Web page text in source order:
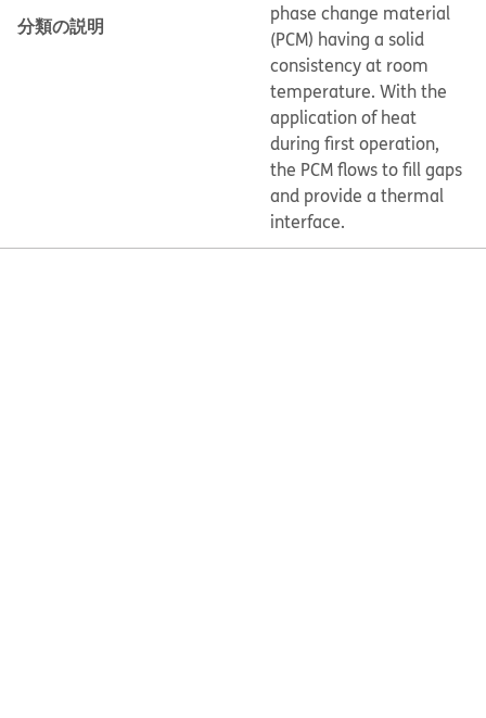
分類の説明
phase change material
(PCM) having a solid
consistency at room
temperature. With the
application of heat
during first operation,
the PCM flows to fill gaps
and provide a thermal
interface.